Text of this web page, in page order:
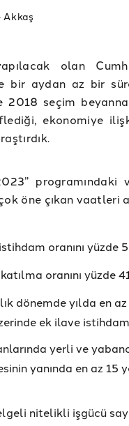
Akkaş
olan
bir aydan az bir
2018 seçim
ekonomiye
programındaki
öne çıkan vaatleri
oranını yüzde
oranını yüzde
dönemde yılda en
ek ilave
yerli ve
yanında en az 15
nitelikli işgücü